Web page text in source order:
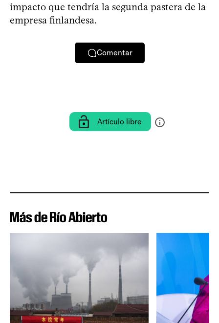
impacto que tendría la segunda pastera de la
empresa finlandesa.
Comentar
Artículo libre
Más de Río Abierto